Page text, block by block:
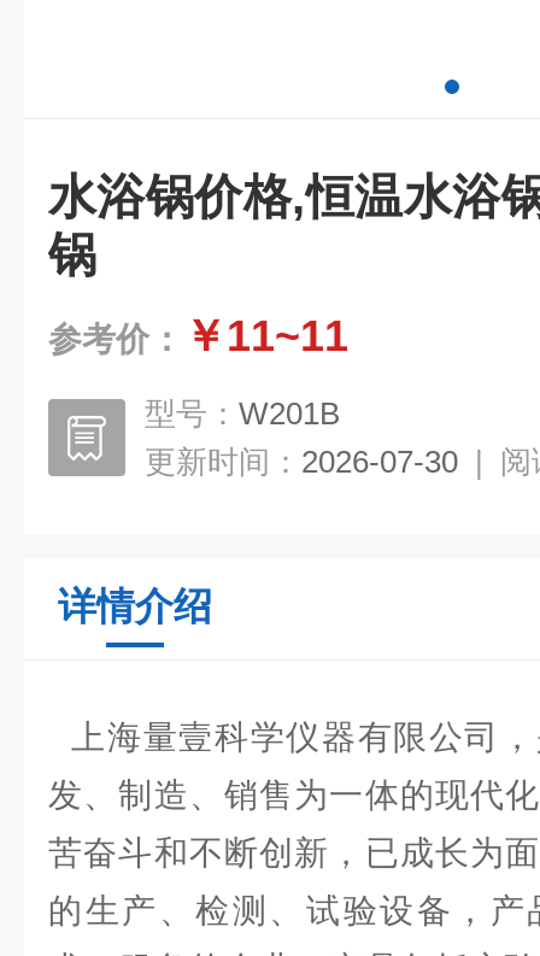
水浴锅价格,恒温水浴
锅
参考价： ￥11~11
型号： W201B
更新时间： 2026-07-30 | 阅
详情介绍
上海量壹科学仪器有限公司
发、制造、销售为一体的现代
苦奋斗和不断创新，已成长为
的生产、检测、试验设备，